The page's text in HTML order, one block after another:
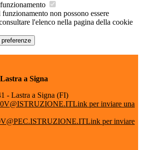
non possono essere
l'elenco nella pagina della cookie
a Signa
- Lastra a Signa (FI)
Link per inviare una
Link per inviare